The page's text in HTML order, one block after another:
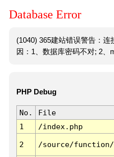
Database Error
(1040) 365建站错误警告：
因：1、数据库密码不对; 2、
PHP Debug
No. File
1
/index.php
2 /source/function/